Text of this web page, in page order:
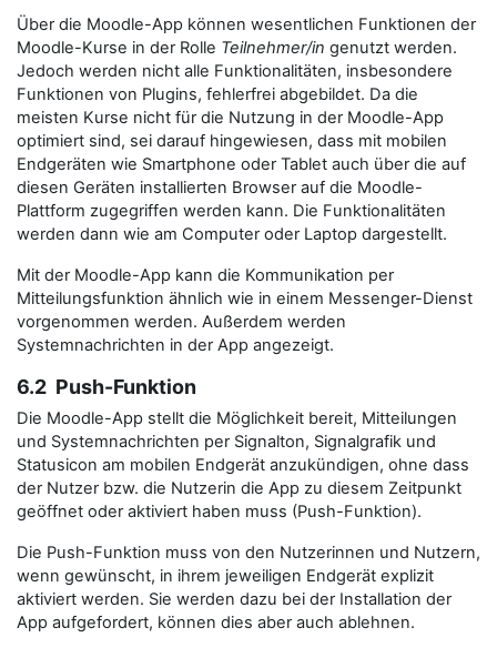
Über die Moodle-App können wesentlichen Funktionen der
Moodle-Kurse in der Rolle Teilnehmer/in genutzt werden.
Jedoch werden nicht alle Funktionalitäten, insbesondere
Funktionen von Plugins, fehlerfrei abgebildet. Da die
meisten Kurse nicht für die Nutzung in der Moodle-App
optimiert sind, sei darauf hingewiesen, dass mit mobilen
Endgeräten wie Smartphone oder Tablet auch über die auf
diesen Geräten installierten Browser auf die Moodle-
Plattform zugegriffen werden kann. Die Funktionalitäten
werden dann wie am Computer oder Laptop dargestellt.
Mit der Moodle-App kann die Kommunikation per
Mitteilungsfunktion ähnlich wie in einem Messenger-Dienst
vorgenommen werden. Außerdem werden
Systemnachrichten in der App angezeigt.
6.2 Push-Funktion
Die Moodle-App stellt die Möglichkeit bereit, Mitteilungen
und Systemnachrichten per Signalton, Signalgrafik und
Statusicon am mobilen Endgerät anzukündigen, ohne dass
der Nutzer bzw. die Nutzerin die App zu diesem Zeitpunkt
geöffnet oder aktiviert haben muss (Push-Funktion).
Die Push-Funktion muss von den Nutzerinnen und Nutzern,
wenn gewünscht, in ihrem jeweiligen Endgerät explizit
aktiviert werden. Sie werden dazu bei der Installation der
App aufgefordert, können dies aber auch ablehnen.